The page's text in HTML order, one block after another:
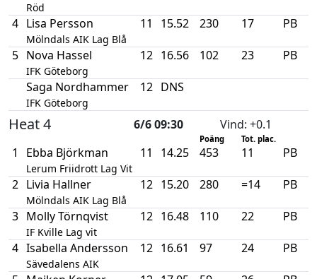
Röd
4 Lisa Persson
Mölndals AIK Lag Blå
11 15.52 230 17 PB
5 Nova Hassel
IFK Göteborg
12 16.56 102 23 PB
Saga Nordhammer
IFK Göteborg
12 DNS
Heat 4 6/6 09:30 Vind: +0.1
Poäng Tot. plac.
1 Ebba Björkman
Lerum Friidrott Lag Vit
11 14.25 453 11 PB
2 Livia Hallner
Mölndals AIK Lag Blå
12 15.20 280 =14 PB
3 Molly Törnqvist
IF Kville Lag vit
12 16.48 110 22 PB
4 Isabella Andersson
Sävedalens AIK
12 16.61 97 24 PB